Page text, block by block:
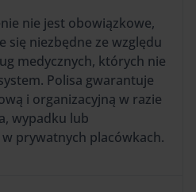
nie jest obowiązkowe,
się niezbędne ze względu
medycznych, których nie
Polisa gwarantuje
i organizacyjną w razie
wypadku lub
prywatnych placówkach.